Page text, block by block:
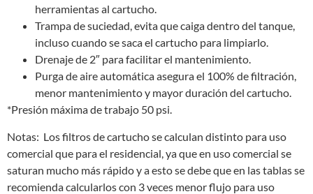
herramientas al cartucho.
Trampa de suciedad, evita que caiga dentro del tanque,
incluso cuando se saca el cartucho para limpiarlo.
Drenaje de 2″ para facilitar el mantenimiento.
Purga de aire automática asegura el 100% de filtración,
menor mantenimiento y mayor duración del cartucho.
*Presión máxima de trabajo 50 psi.
Notas: Los filtros de cartucho se calculan distinto para uso
comercial que para el residencial, ya que en uso comercial se
saturan mucho más rápido y a esto se debe que en las tablas se
recomienda calcularlos con 3 veces menor flujo para uso